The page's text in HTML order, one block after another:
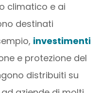
climatico e ai
destinati
investimenti
e protezione del
distribuiti su